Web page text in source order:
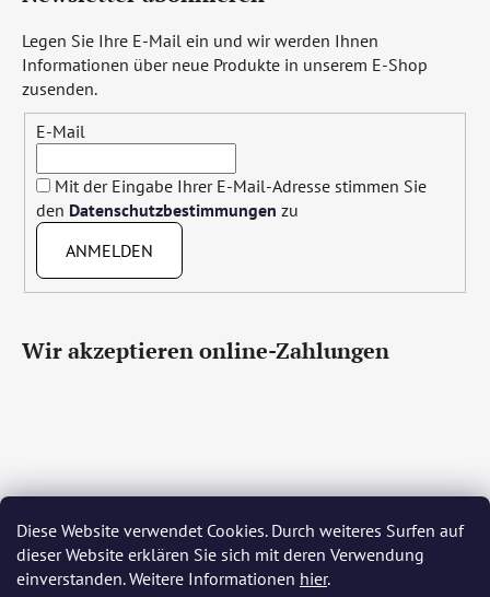
Diese Website verwendet Cookies. Durch weiteres Surfen auf
dieser Website erklären Sie sich mit deren Verwendung
einverstanden. Weitere Informationen hier.
Legen Sie Ihre E-Mail ein und wir werden Ihnen
Informationen über neue Produkte in unserem E-Shop
zusenden.
E-Mail
Mit der Eingabe Ihrer E-Mail-Adresse stimmen Sie
den Datenschutzbestimmungen zu
ANMELDEN
Wir akzeptieren online-Zahlungen
Čeština Slovenčina English Deutsch Magyar
Język polski Română Italiano Español Français
Português Български Hrvatski Slovenščina